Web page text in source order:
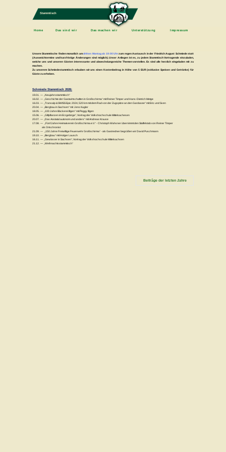
Stammtisch
Home Das sind wir Das machen wir Unterstützung Impressum
Unsere Stammtische finden monatlich amdritten Montag ab 19:00 Uhrzum regen Austausch in der Friedrich August Schmiede statt
(Ausweichtermine und kurzfristige Änderungen sind möglich). Unser Anliegen ist es, zu jedem Stammtisch Vortragende einzuladen,
welche uns und unseren Gästen interessante und abwechslungsreiche Themen vorstellen. Es sind alle herzlich eingeladen mit zu
machen.
Zu unserem Schmiedestammtisch erlauben wir uns einen Kostenbeitrag in Höhe von 5 EUR (exklusive Speisen und Getränke) für
Gäste zu erheben.
Schmiede Stammtisch 2026:
19.01. — „Neujahrsstammtisch“
16.02. — „Geschichte der Gastwirtschaften in Großschirma“ mit Reiner Timper und Hans-Dietrich Metge
16.03. — „ Transalp & SWISS Epic 2024, 520 km mit dem Rad von der Zugspitze an den Gardasee“ mit Eric und Sven
20.04. — „Bergbau in Sachsen“ mit Jens Kugler
18.05. — „100 Jahre Bäckerei Illgen“ mit Peggy Illgen
15.06. — „Giftpflanzen im Erzgebirge“, Vortrag der Volkshochschule Mittelsachesen
20.07. — „Das Aostatal autonom und anders“ mit Andreas Krause
17.08. — „Fünf Jahre Heimatverein Großschirma e.V.“ - Christoph Wahsner übernimmt den Staffelstab von Reiner Timper
als Ortschronist
21.09. — „150 Jahre Freiwillige Feuerwehr Großschirma“ - als Gastredner begrüßen wir David Puschmann
19.10. — „Bergbau“ mit Holger Lausch
16.11. — „Gewässer in Sachsen“, Vortrag der Volkshochschule Mittelsachsen
21.12. — „Weihnachtsstammtisch“
Beiträge der letzten Jahre